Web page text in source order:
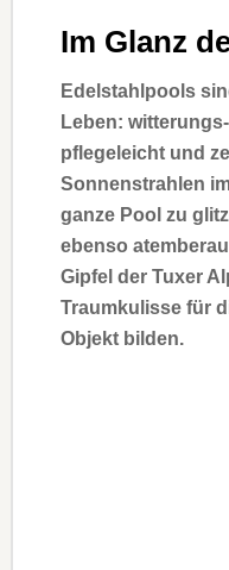
Im Glanz
Edelstahlpools
Leben:
pflegeleicht und
Sonnenstrahlen
ganze Pool zu
ebenso
Gipfel der Tuxer
Traumkulisse für
Objekt bilden.